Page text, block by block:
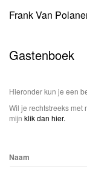
Frank Van
Gastenboek
Hieronder kun je een
Wil je rechtstreeks met
mijn klik dan hier.
Naam